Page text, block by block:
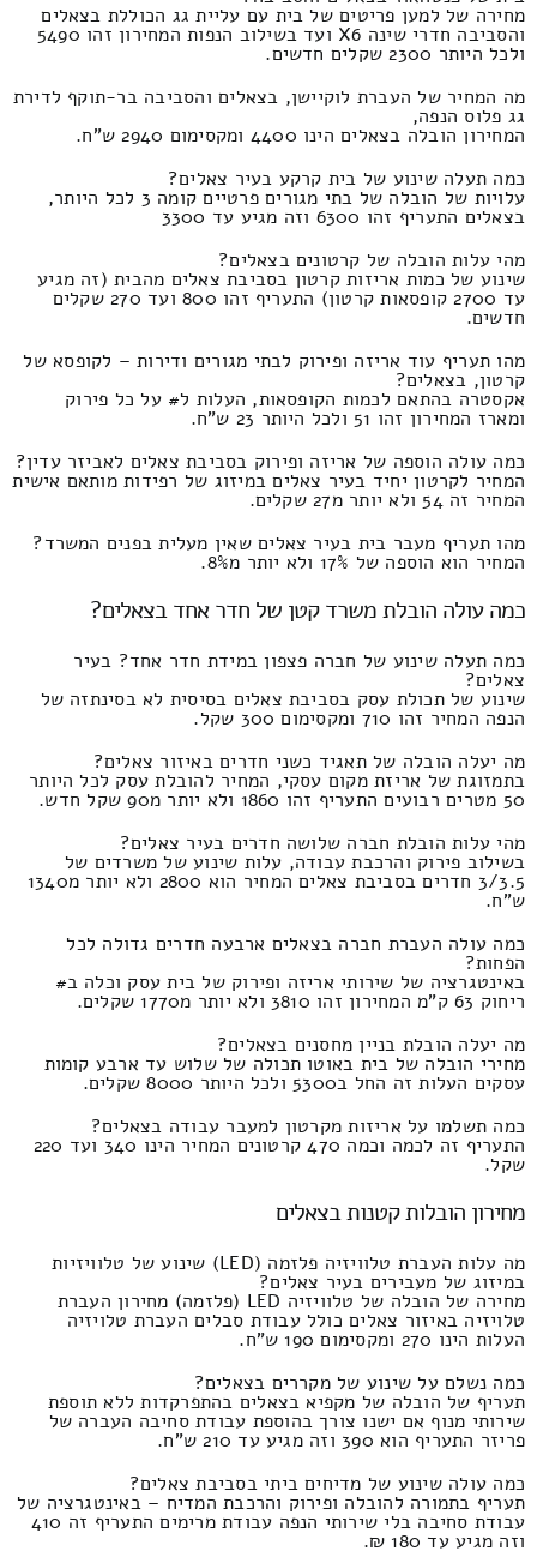
מחירה של למען פריטים של בית עם עליית גג הכוללת בצאלים
והסביבה חדרי שינה X6 ועד בשילוב הנפות המחירון זהו 5490
ולכל היותר 2300 שקלים חדשים.
מה המחיר של העברת לוקיישן, בצאלים והסביבה בר-תוקף לדירת
גג פלוס הנפה,
המחירון הובלה בצאלים הינו 4400 ומקסימום 2940 ש"ח.
כמה תעלה שינוע של בית קרקע בעיר צאלים?
עלויות של הובלה של בתי מגורים פרטיים קומה 3 לכל היותר,
בצאלים התעריף זהו 6300 וזה מגיע עד 3300
מהי עלות הובלה של קרטונים בצאלים?
שינוע של כמות אריזות קרטון בסביבת צאלים מהבית (זה מגיע
עד 2700 קופסאות קרטון) התעריף זהו 800 ועד 270 שקלים
חדשים.
מהו תעריף עוד אריזה ופירוק לבתי מגורים ודירות – לקופסא של
קרטון, בצאלים?
אקסטרה בהתאם לכמות הקופסאות, העלות ל# על כל פירוק
ומארז המחירון זהו 51 ולכל היותר 23 ש"ח.
כמה עולה הוספה של אריזה ופירוק בסביבת צאלים לאביזר עדין?
המחיר לקרטון יחיד בעיר צאלים במיזוג של רפידות מותאם אישית
המחיר זה 54 ולא יותר מ27 שקלים.
מהו תעריף מעבר בית בעיר צאלים שאין מעלית בפנים המשרד?
המחיר הוא הוספה של 17% ולא יותר מ8%.
כמה עולה הובלת משרד קטן של חדר אחד בצאלים?
כמה תעלה שינוע של חברה פצפון במידת חדר אחד? בעיר
צאלים?
שינוע של תכולת עסק בסביבת צאלים בסיסית לא בסינתזה של
הנפה המחיר זהו 710 ומקסימום 300 שקל.
מה יעלה הובלה של תאגיד כשני חדרים באיזור צאלים?
בתמזוגת של אריזת מקום עסקי, המחיר להובלת עסק לכל היותר
50 מטרים רבועים התעריף זהו 1860 ולא יותר מ90 שקל חדש.
מהי עלות הובלת חברה שלושה חדרים בעיר צאלים?
בשילוב פירוק והרכבת עבודה, עלות שינוע של משרדים של
3/3.5 חדרים בסביבת צאלים המחיר הוא 2800 ולא יותר מ1340
ש"ח.
כמה עולה העברת חברה בצאלים ארבעה חדרים גדולה לכל
הפחות?
באינטגרציה של שירותי אריזה ופירוק של בית עסק וכלה ב#
ריחוק 63 ק"מ המחירון זהו 3810 ולא יותר מ1770 שקלים.
מה יעלה הובלת בניין מחסנים בצאלים?
מחירי הובלה של בית באוטו תכולה של שלוש עד ארבע קומות
עסקים העלות זה החל ב5300 ולכל היותר 8000 שקלים.
כמה תשלמו על אריזות מקרטון למעבר עבודה בצאלים?
התעריף זה לכמה וכמה 470 קרטונים המחיר הינו 340 ועד 220
שקל.
מחירון הובלות קטנות בצאלים
מה עלות העברת טלוויזיה פלזמה (LED) שינוע של טלוויזיות
במיזוג של מעבירים בעיר צאלים?
מחירה של הובלה של טלוויזיה LED (פלזמה) מחירון העברת
טלויזיה באיזור צאלים כולל עבודת סבלים העברת טלויזיה
העלות הינו 270 ומקסימום 190 ש"ח.
כמה נשלם על שינוע של מקררים בצאלים?
תעריף של הובלה של מקפיא בצאלים בהתפרקדות ללא תוספת
שירותי מנוף אם ישנו צורך בהוספת עבודת סחיבה העברה של
פריזר התעריף הוא 390 וזה מגיע עד 210 ש"ח.
כמה עולה שינוע של מדיחים ביתי בסביבת צאלים?
תעריף בתמורה להובלה ופירוק והרכבת המדיח – באינטגרציה של
עבודת סחיבה בלי שירותי הנפה עבודת מרימים התעריף זה 410
וזה מגיע עד 180 ₪.